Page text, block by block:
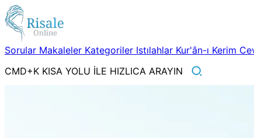
Sorular Makaleler Kategoriler Istılahlar Kur'ân-ı Kerim
CMD+K KISA YOLU İLE HIZLICA ARAYIN